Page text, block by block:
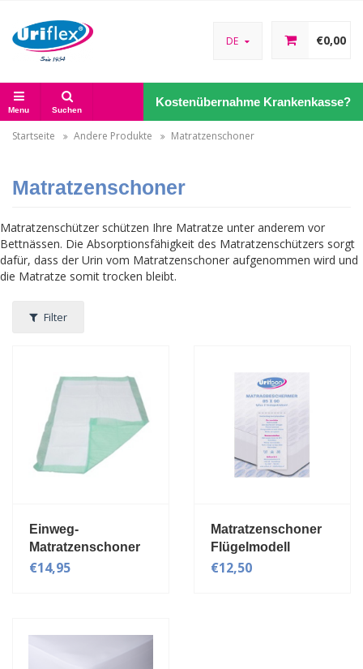
DE €0,00
Menu Suchen
Kostenübernahme Krankenkasse?
Startseite Andere Produkte Matratzenschoner
Matratzenschoner
Matratzenschützer schützen Ihre Matratze unter anderem vor
Bettnässen. Die Absorptionsfähigkeit des Matratzenschützers sorgt
dafür, dass der Urin vom Matratzenschoner aufgenommen wird und
die Matratze somit trocken bleibt.
Filter
Einweg-
Matratzenschoner
25 St
€14,95
Matratzenschoner
Flügelmodell
€12,50